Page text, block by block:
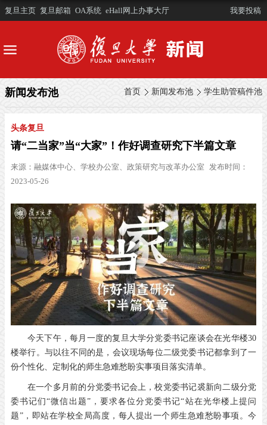
复旦主页 复旦邮箱 OA系统 eHall网上办事大厅 我要投稿
首页 新闻发布池 学生助管稿件池
新闻发布池
头条复旦
请“二当家”当“大家”！作好调查研究下半篇文章
来源： 融媒体中心、学校办公室、政策研究与改革办公室 发布时间：
2023-05-26
今天下午，每月一度的复旦大学分党委书记座谈会在光华楼30
楼举行。与以往不同的是，会议现场每位二级党委书记都拿到了一
份个性化、定制化的师生急难愁盼实事项目落实清单。
在一个多月前的分党委书记会上，校党委书记裘新向二级分党
委书记们“微信出题”，要求各位分党委书记“站在光华楼上提问
题”，即站在学校全局高度，每人提出一个师生急难愁盼事项。今